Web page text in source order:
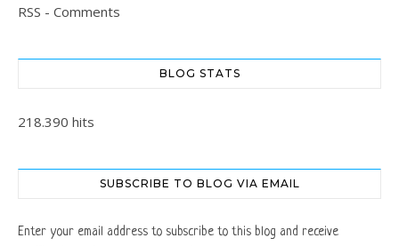
RSS - Comments
BLOG STATS
218.390 hits
SUBSCRIBE TO BLOG VIA EMAIL
Enter your email address to subscribe to this blog and receive